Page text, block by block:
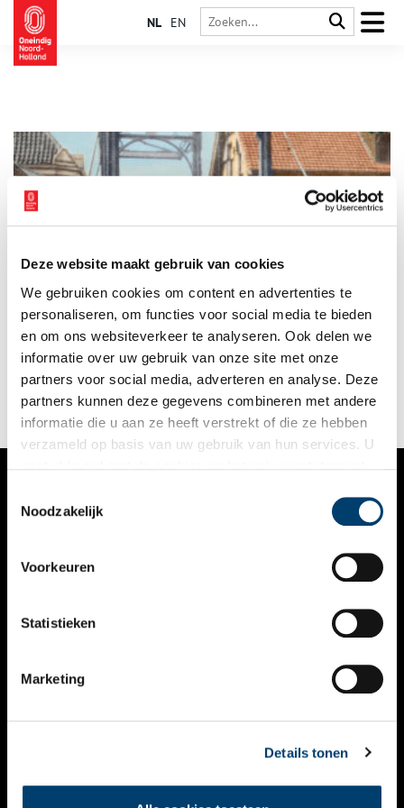
Deze website maakt gebruik van cookies
We gebruiken cookies om content en advertenties te
personaliseren, om functies voor social media te bieden
en om ons websiteverkeer te analyseren. Ook delen we
informatie over uw gebruik van onze site met onze
partners voor social media, adverteren en analyse. Deze
partners kunnen deze gegevens combineren met andere
informatie die u aan ze heeft verstrekt of die ze hebben
verzameld op basis van uw gebruik van hun services. U
Noodzakelijk
Voorkeuren
Statistieken
Marketing
Details tonen
NL EN
In deze tijd van Facebook en WhatsApp kun je met één druk
óp de knop foto’s en filmpjes sturen naar vrienden en familie,
maar rond 1900 was de prentbriefkaart de meest geliefde
manier om met hen te communiceren.
VERHALEN
KALENDER
THEMA’S
VIDEO’S
CONTACT